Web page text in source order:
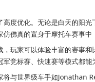
高度优化。无论是白天的阳
佛真的置身于摩托车赛事中
，玩家可以体验丰富的赛事
竞标赛、快速赛等模式都能
将与世界级车手如Jonathan